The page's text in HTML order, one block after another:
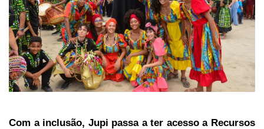
Com a inclusão, Jupi passa a ter acesso a Recursos